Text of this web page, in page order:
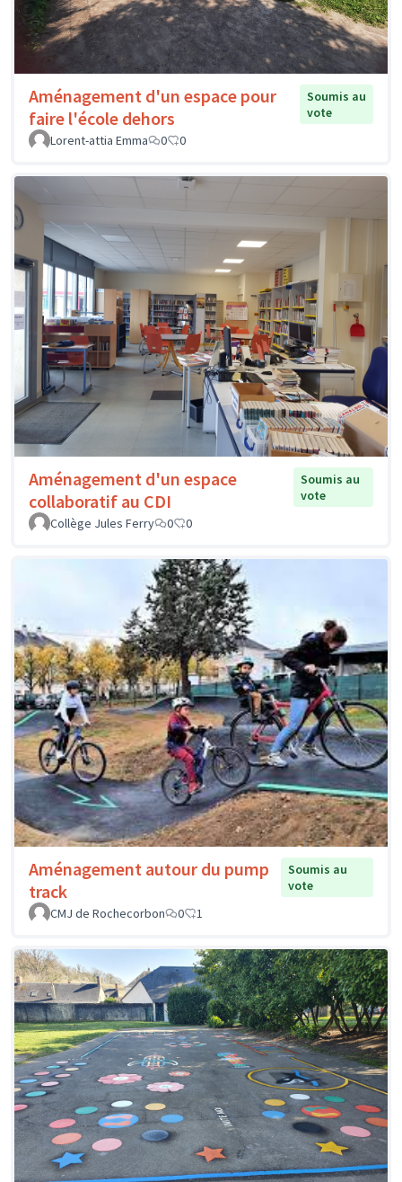
Aménagement d'un espace pour
faire l'école dehors
Soumis au
vote
Lorent-attia Emma
0 0
Aménagement d'un espace
collaboratif au CDI
Soumis au
vote
Collège Jules Ferry
0 0
Aménagement autour du pump
track
Soumis au
vote
CMJ de Rochecorbon
0 1